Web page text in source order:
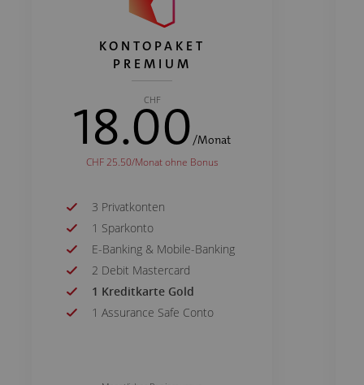
KONTOPAKET
PREMIUM
CHF
18.00 /Monat
CHF 25.50/Monat ohne Bonus
3 Privatkonten
1 Sparkonto
E-Banking & Mobile-Banking
2 Debit Mastercard
1 Kreditkarte Gold
1 Assurance Safe Conto